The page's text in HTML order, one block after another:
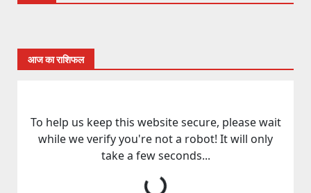
आज का राशिफल